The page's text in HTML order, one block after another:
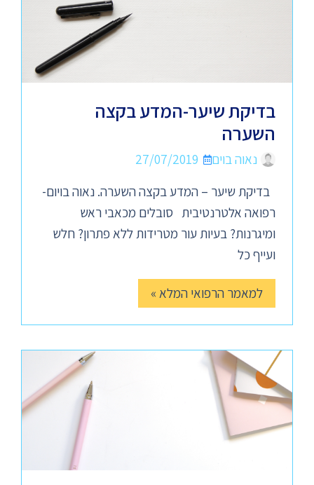
בדיקת שיער-המדע בקצה
השערה
נאוה בוים
27/07/2019
בדיקת שיער – המדע בקצה השערה. נאוה בויום-
רפואה אלטרנטיבית סובלים מכאבי ראש
ומיגרנות? בעיות עור מטרידות ללא פתרון? חלש
ועייף כל
למאמר הרפואי המלא »